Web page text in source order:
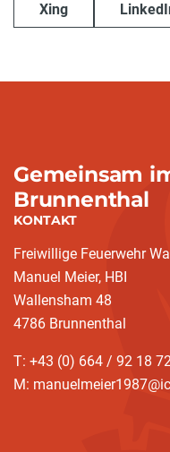
Xing
Gemeinsam
Brunnenthal
KONTAKT
Freiwillige Feuerwehr
Manuel Meier, HBI
Wallensham 48
4786 Brunnenthal
T: +43 (0) 664 / 92 18
M: